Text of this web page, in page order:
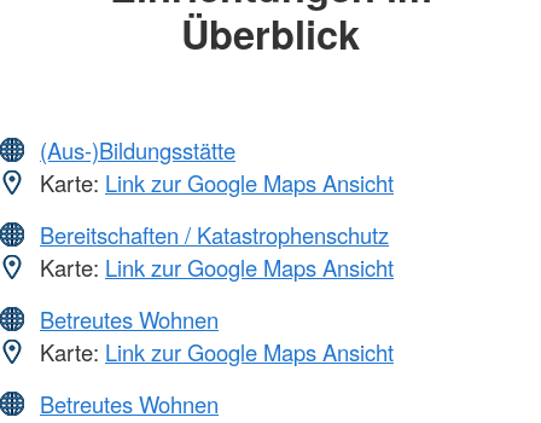
Überblick
(Aus-)Bildungsstätte
Karte: Link zur Google Maps Ansicht
Bereitschaften / Katastrophenschutz
Karte: Link zur Google Maps Ansicht
Betreutes Wohnen
Karte: Link zur Google Maps Ansicht
Betreutes Wohnen